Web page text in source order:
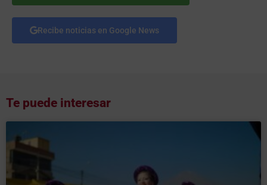
Recibe noticias en Google News
Te puede interesar